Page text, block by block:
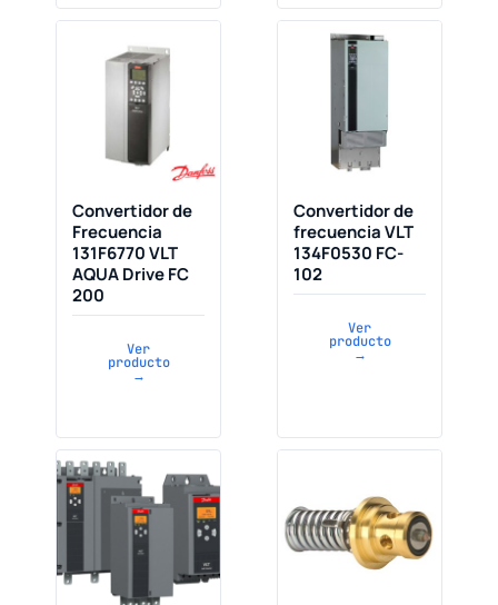
Convertidor de
Frecuencia
131F6770 VLT
AQUA Drive FC
200
Ver
producto
→
Convertidor de
frecuencia VLT
134F0530 FC-
102
Ver
producto
→